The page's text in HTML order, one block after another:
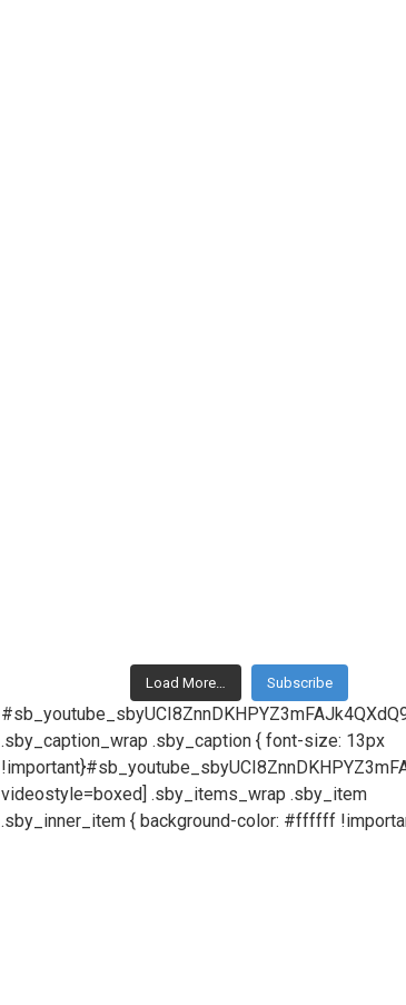
Load More… Subscribe
.sby_caption_wrap .sby_caption { font-size: 13px
videostyle=boxed] .sby_items_wrap .sby_item
.sby_inner_item { background-color: #ffffff